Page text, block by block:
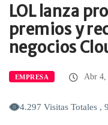
Home
Empresa
LOL lanza
premios y
negocios
EMPRESA Abr 4,
4.297 Visitas Totales ,